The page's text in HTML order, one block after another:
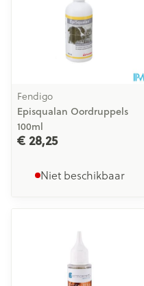
Fendigo
Episqualan Oordruppels
100ml
€ 28,25
Niet beschikbaar